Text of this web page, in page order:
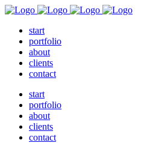
start
portfolio
about
clients
contact
start
portfolio
about
clients
contact